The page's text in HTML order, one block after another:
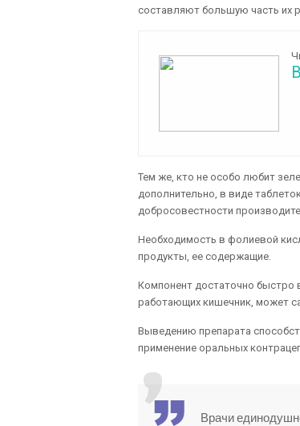
составляют большую часть их
Тем же, кто не особо любит
дополнительно, в виде
добросовестности
Необходимость в фолиевой
продукты, ее содержащие.
Компонент достаточно быстро
работающих кишечник, может
Выведению препарата
применение оральных
Врачи